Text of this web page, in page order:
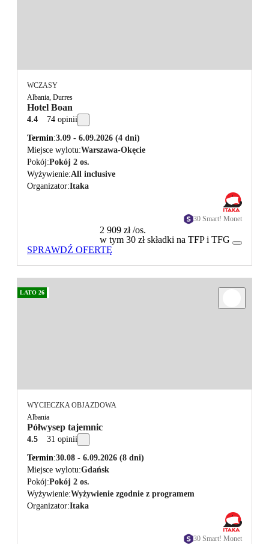
WCZASY
Albania, Durres
Hotel Boan
4.4 74 opinii
Termin 3.09 - 6.09.2026 (4 dni)
Miejsce wylotu Warszawa-Okęcie
Pokój Pokój 2 os.
Wyżywienie All inclusive
Organizator Itaka
30 Smart! Monet
2 909 zł/os.
w tym 30 zł składki na TFP i TFG
SPRAWDŹ OFERTĘ
LATO 26
WYCIECZKA OBJAZDOWA
Albania
Półwysep tajemnic
4.5 31 opinii
Termin 30.08 - 6.09.2026 (8 dni)
Miejsce wylotu Gdańsk
Pokój Pokój 2 os.
Wyżywienie Wyżywienie zgodnie z programem
Organizator Itaka
30 Smart! Monet